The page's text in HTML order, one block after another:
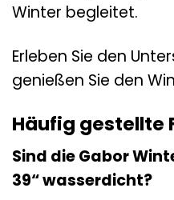
Winter begleitet.
Erleben Sie den
genießen Sie den
Häufig gestellte
Sind die Gabor
39“ wasserdicht?